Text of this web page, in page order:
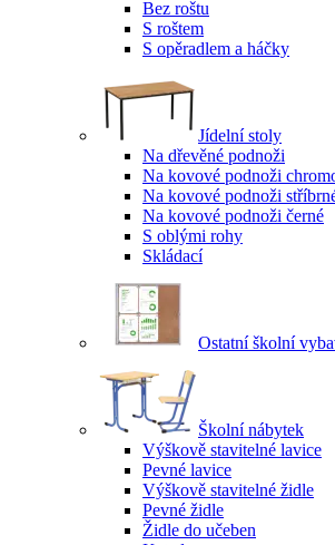
Bez roštu
S roštem
S opěradlem a háčky
Jídelní stoly
Na dřevěné podnoži
Na kovové podnoži
Na kovové podnoži
Na kovové podnoži černé
S oblými rohy
Skládací
Ostatní školní
Školní nábytek
Výškově stavitelné lavice
Pevné lavice
Výškově stavitelné židle
Pevné židle
Židle do učeben